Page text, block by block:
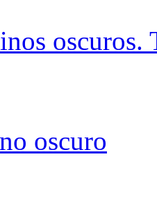
oscuros.
oscuro